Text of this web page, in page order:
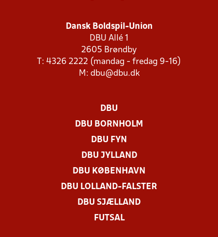
Dansk Boldspil-Union
DBU Allé 1
2605 Brøndby
T: 4326 2222 (mandag - fredag 9-16)
M: dbu@dbu.dk
DBU
DBU BORNHOLM
DBU FYN
DBU JYLLAND
DBU KØBENHAVN
DBU LOLLAND-FALSTER
DBU SJÆLLAND
FUTSAL